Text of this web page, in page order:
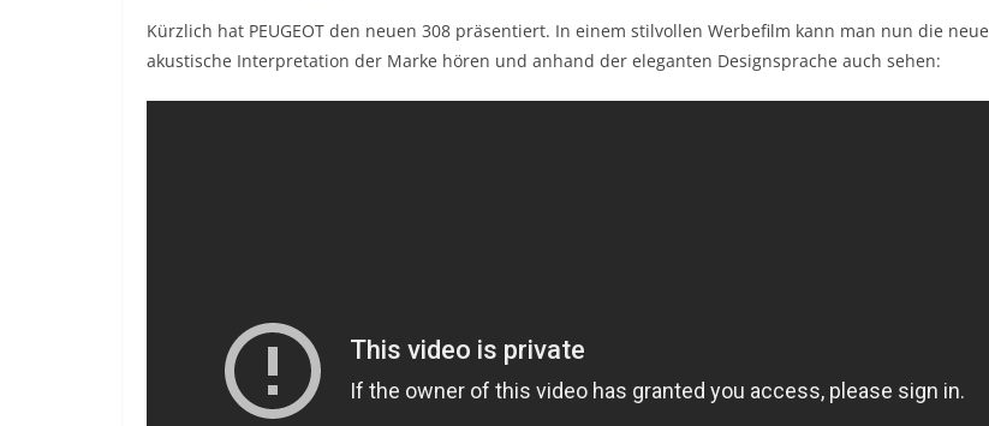
Kürzlich hat PEUGEOT den neuen 308 präsentiert. In einem stilvollen Werbefilm kann man nun die neue
akustische Interpretation der Marke hören und anhand der eleganten Designsprache auch sehen: